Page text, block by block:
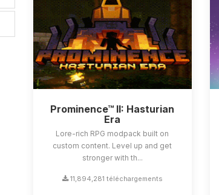
Prominence™ II: Hasturian
Era
Lore-rich RPG modpack built on
custom content. Level up and get
stronger with th...
11,894,281 téléchargements